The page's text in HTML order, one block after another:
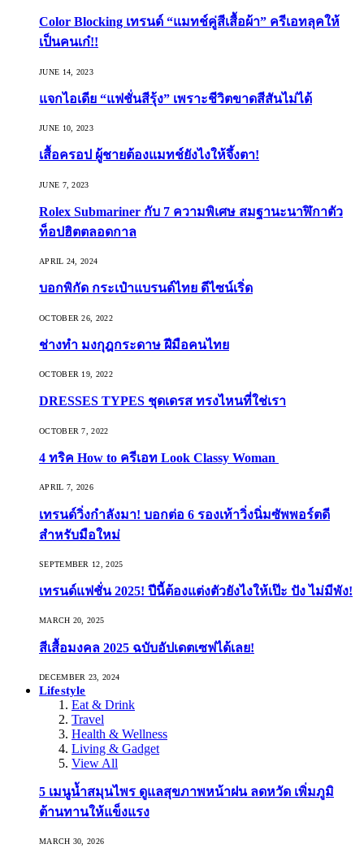
Color Blocking เทรนด์ “แมทช์คู่สีเสื้อผ้า” ครีเอทลุคให้
เป็นคนเก๋!!
JUNE 14, 2023
แจกไอเดีย “แฟชั่นสีรุ้ง” เพราะชีวิตขาดสีสันไม่ได้
JUNE 10, 2023
เสื้อครอป ผู้ชายต้องแมทช์ยังไงให้จึ้งตา!
JUNE 7, 2023
Rolex Submariner กับ 7 ความพิเศษ สมฐานะนาฬิกาตัว
ท็อปฮิตตลอดกาล
APRIL 24, 2024
บอกพิกัด กระเป๋าแบรนด์ไทย ดีไซน์เริ่ด
OCTOBER 26, 2022
ช่างทำ มงกุฎกระดาษ ฝีมือคนไทย
OCTOBER 19, 2022
DRESSES TYPES ชุดเดรส ทรงไหนที่ใช่เรา
OCTOBER 7, 2022
4 ทริค How to ครีเอท Look Classy Woman
APRIL 7, 2026
เทรนด์วิ่งกำลังมา! บอกต่อ 6 รองเท้าวิ่งนิ่มซัพพอร์ตดี
สำหรับมือใหม่
SEPTEMBER 12, 2025
เทรนด์แฟชั่น 2025! ปีนี้ต้องแต่งตัวยังไงให้เป๊ะ ปัง ไม่มีพัง!
MARCH 20, 2025
สีเสื้อมงคล 2025 ฉบับอัปเดตเซฟได้เลย!
DECEMBER 23, 2024
Lifestyle
Eat & Drink
Travel
Health & Wellness
Living & Gadget
View All
5 เมนูน้ำสมุนไพร ดูแลสุขภาพหน้าฝน ลดหวัด เพิ่มภูมิ
ต้านทานให้แข็งแรง
MARCH 30, 2026